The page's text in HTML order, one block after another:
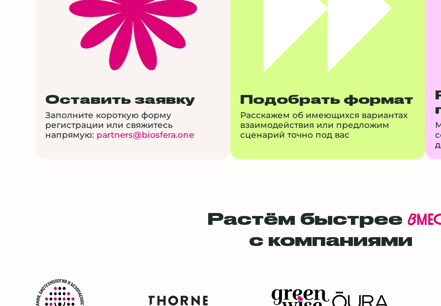
Оставить заявку
Заполните короткую форму
регистрации или свяжитесь
напрямую: partners@biosfera.one
Подобрать формат
Расскажем об имеющихся вариантах
взаимодействия или предложим
сценарий точно под вас
Растём быстрее
с компаниями